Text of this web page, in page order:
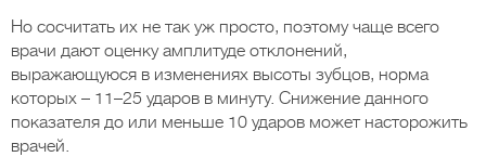
Но сосчитать их не так уж просто, поэтому чаще всего
врачи дают оценку амплитуде отклонений,
выражающуюся в изменениях высоты зубцов, норма
которых – 11–25 ударов в минуту. Снижение данного
показателя до или меньше 10 ударов может насторожить
врачей.